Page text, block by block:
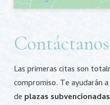
Contáctanos
Las primeras citas son
compromiso. Te ayudarán
de plazas subvencionadas